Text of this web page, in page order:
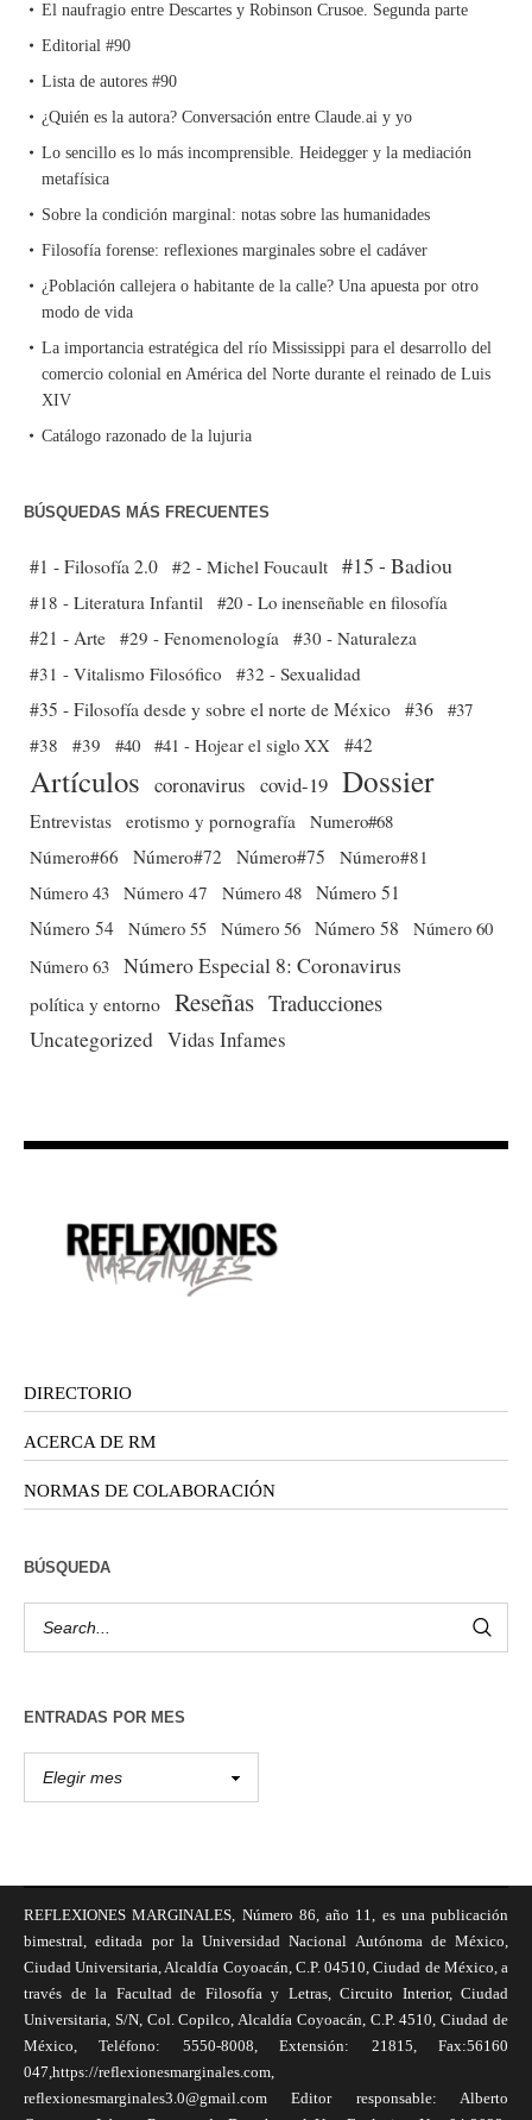
El naufragio entre Descartes y Robinson Crusoe. Segunda parte
Editorial #90
Lista de autores #90
¿Quién es la autora? Conversación entre Claude.ai y yo
Lo sencillo es lo más incomprensible. Heidegger y la mediación
metafísica
Sobre la condición marginal: notas sobre las humanidades
Filosofía forense: reflexiones marginales sobre el cadáver
¿Población callejera o habitante de la calle? Una apuesta por otro
modo de vida
La importancia estratégica del río Mississippi para el desarrollo del
comercio colonial en América del Norte durante el reinado de Luis
XIV
Catálogo razonado de la lujuria
BÚSQUEDAS MÁS FRECUENTES
#1 - Filosofía 2.0 #2 - Michel Foucault #15 - Badiou
#18 - Literatura Infantil #20 - Lo inenseñable en filosofía
#21 - Arte #29 - Fenomenología #30 - Naturaleza
#31 - Vitalismo Filosófico
#32 - Sexualidad
#35 - Filosofía desde y sobre el norte de México #36 #37
#38
#39 #40 #41 - Hojear el siglo XX #42
Artículos coronavirus covid-19 Dossier
Entrevistas erotismo y pornografía Numero#68
Número#66
Número#72 Número#75
Número#81
Número 43 Número 47 Número 48 Número 51
Número 54 Número 55 Número 56 Número 58
Número 60
Número 63 Número Especial 8: Coronavirus
política y entorno Reseñas Traducciones
Uncategorized Vidas Infames
DIRECTORIO
ACERCA DE RM
NORMAS DE COLABORACIÓN
BÚSQUEDA
ENTRADAS POR MES
REFLEXIONES MARGINALES, Número 86, año 11, es una publicación
bimestral, editada por la Universidad Nacional Autónoma de México,
Ciudad Universitaria, Alcaldía Coyoacán, C.P. 04510, Ciudad de México, a
través de la Facultad de Filosofía y Letras, Circuito Interior, Ciudad
Universitaria, S/N, Col. Copilco, Alcaldía Coyoacán, C.P. 4510, Ciudad de
México, Teléfono: 5550-8008, Extensión: 21815, Fax:56160
047,https://reflexionesmarginales.com,
reflexionesmarginales3.0@gmail.com Editor responsable: Alberto